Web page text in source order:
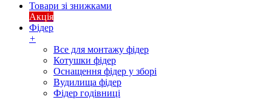
Товари зі знижками
Акція
Фідер
+
Все для монтажу фідер
Котушки фідер
Оснащення фідер у зборі
Вудилища фідер
Фідер годівниці